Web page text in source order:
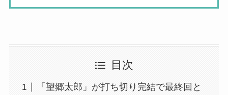
目次
「望郷太郎」が打ち切り完結で最終回と